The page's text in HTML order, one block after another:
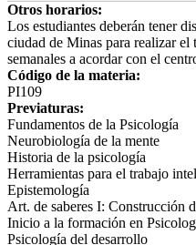
Otros horarios:
Los estudiantes deberán tener
ciudad de Minas para realizar el
semanales a acordar con el
Código de la materia:
PI109
Previaturas:
Fundamentos de la Psicología
Neurobiología de la mente
Historia de la psicología
Herramientas para el trabajo
Epistemología
Art. de saberes I: Construcción
Inicio a la formación en
Psicología del desarrollo